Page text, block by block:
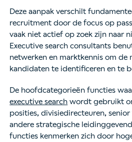
Deze aanpak verschilt
recruitment door de focus op
vaak niet actief op zoek zijn naar
Executive search consultants
netwerken en marktkennis om de
kandidaten te identificeren en te
De hoofdcategorieën functies
executive search wordt gebruikt
posities, divisiedirecteuren,
andere strategische
functies kenmerken zich door